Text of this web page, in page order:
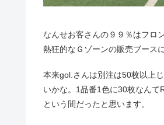
なんせお客さんの９９％はフロ
熱狂的なＧゾーンの販売ブース
本来gol.さんは別注は50枚以上
いかな。1品番1色に30枚なんて
という間だったと思います。